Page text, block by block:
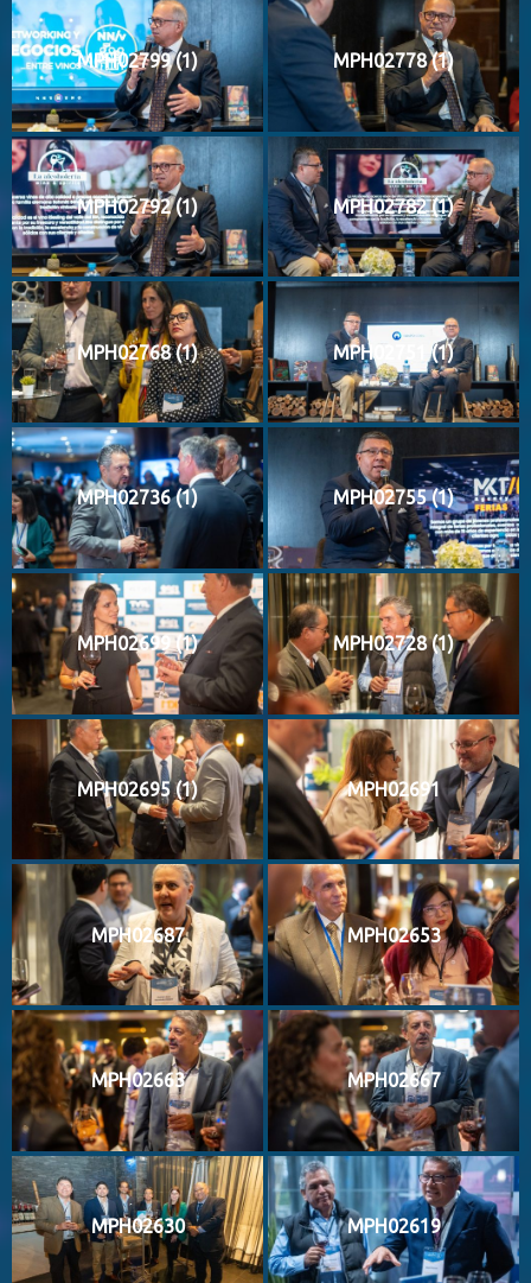
MPH02799 (1) MPH02778 (1)
MPH02792 (1) MPH02782 (1)
MPH02768 (1) MPH02751 (1)
MPH02736 (1) MPH02755 (1)
MPH02699 (1) MPH02728 (1)
MPH02695 (1) MPH02691
MPH02687 MPH02653
MPH02663 MPH02667
MPH02630 MPH02619